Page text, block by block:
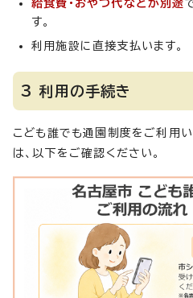
給食費・おやつ代などが別途
す。
利用施設に直接支払います。
3 利用の手続き
こども誰でも通園制度をご利用
は、以下をご確認ください。